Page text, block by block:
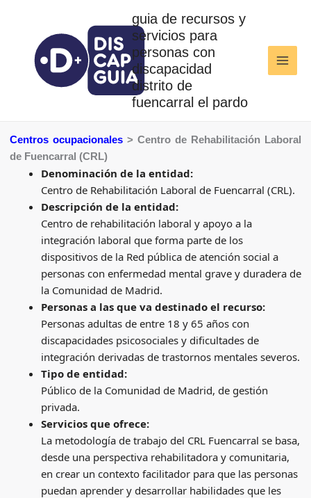
al
contenido
guia de recursos y
servicios para
personas con
discapacidad
distrito de
fuencarral el pardo
Centros ocupacionales > Centro de Rehabilitación Laboral
de Fuencarral (CRL)
Denominación de la entidad:
Centro de Rehabilitación Laboral de Fuencarral (CRL).
Descripción de la entidad:
Centro de rehabilitación laboral y apoyo a la
integración laboral que forma parte de los
dispositivos de la Red pública de atención social a
personas con enfermedad mental grave y duradera de
la Comunidad de Madrid.
Personas a las que va destinado el recurso:
Personas adultas de entre 18 y 65 años con
discapacidades psicosociales y dificultades de
integración derivadas de trastornos mentales severos.
Tipo de entidad:
Público de la Comunidad de Madrid, de gestión
privada.
Servicios que ofrece:
La metodología de trabajo del CRL Fuencarral se basa,
desde una perspectiva rehabilitadora y comunitaria,
en crear un contexto facilitador para que las personas
puedan aprender y desarrollar habilidades que les